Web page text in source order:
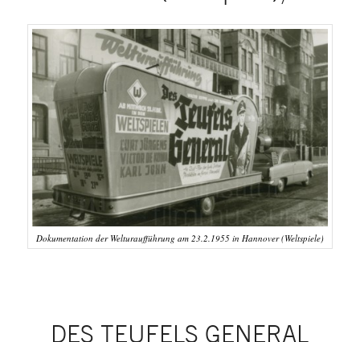
Dokumentation der Welturaufführung am 23.2.1955 in Hannover (Weltspiele)
DES TEUFELS GENERAL